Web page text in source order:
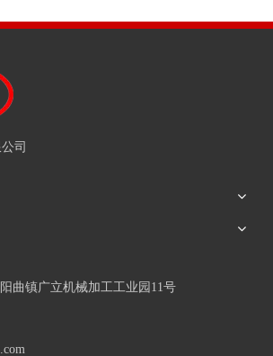
司
曲镇广立机械加工工业园11号